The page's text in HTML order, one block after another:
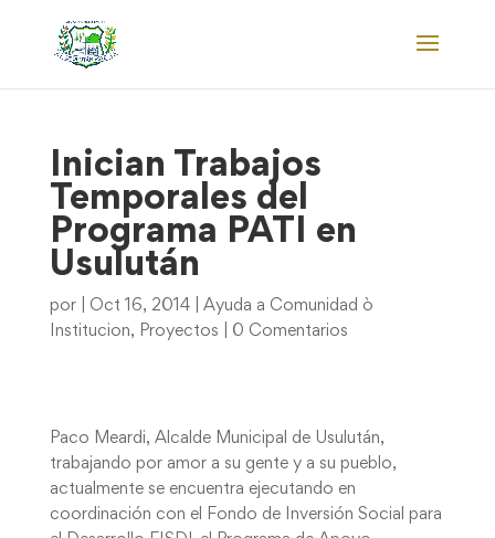
Inician Trabajos
Temporales del
Programa PATI en
Usulután
por Oct 16, 2014| Ayuda a Comunidad ò
Institucion, Proyectos 0 Comentarios
Paco Meardi, Alcalde Municipal de Usulután,
trabajando por amor a su gente y a su pueblo,
actualmente se encuentra ejecutando en
coordinación con el Fondo de Inversión Social para